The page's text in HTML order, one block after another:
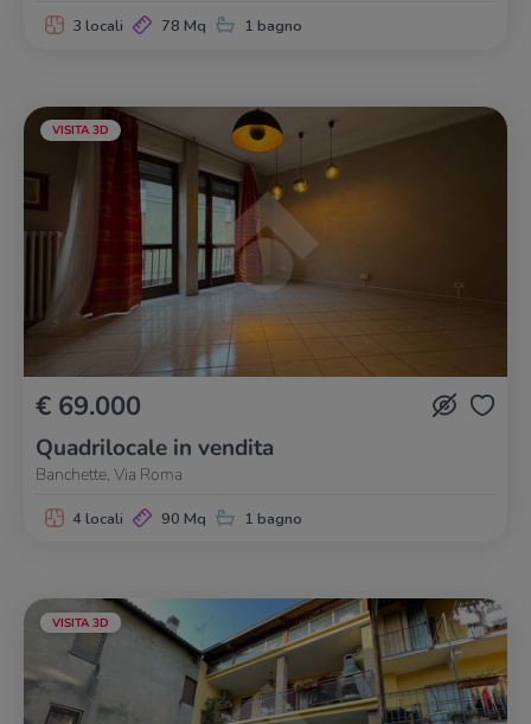
3 locali 78 Mq 1 bagno
VISITA 3D
€ 69.000
Quadrilocale in vendita
Banchette, Via Roma
4 locali 90 Mq 1 bagno
VISITA 3D